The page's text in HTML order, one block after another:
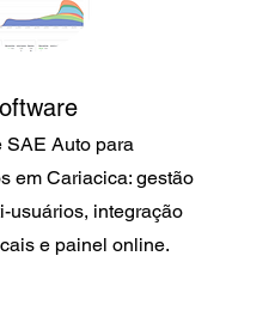
SAE Auto para
em Cariacica: gestão
usuários, integração
e painel online.